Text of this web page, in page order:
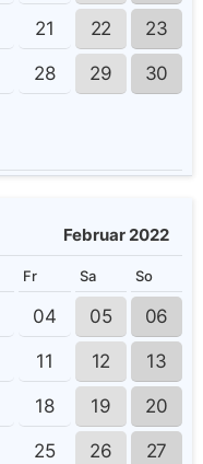
21 22 23
28 29 30
Februar 2022
Fr Sa So
04 05 06
11 12 13
18 19 20
25 26 27